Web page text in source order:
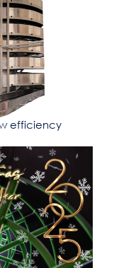
efficiency